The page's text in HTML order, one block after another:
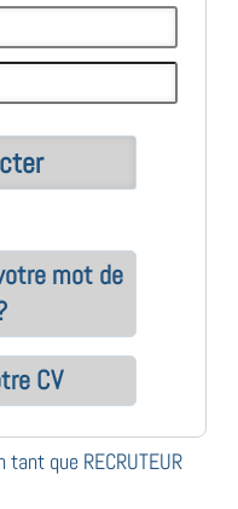
mot de
CV
que RECRUTEUR